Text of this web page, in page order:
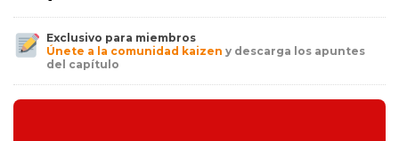
e
R
Exclusivo para miembros
Únete a la comunidad kaizen y descarga los apuntes
del capítulo